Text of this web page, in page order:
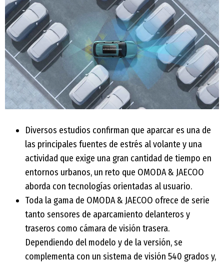
Diversos estudios confirman que aparcar es una de
las principales fuentes de estrés al volante y una
actividad que exige una gran cantidad de tiempo en
entornos urbanos, un reto que OMODA & JAECOO
aborda con tecnologías orientadas al usuario.
Toda la gama de OMODA & JAECOO ofrece de serie
tanto sensores de aparcamiento delanteros y
traseros como cámara de visión trasera.
Dependiendo del modelo y de la versión, se
complementa con un sistema de visión 540 grados y,